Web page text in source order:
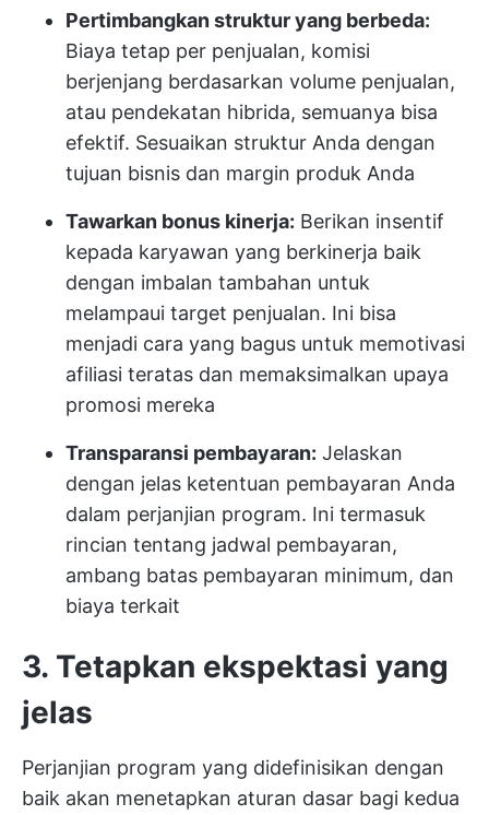
Pertimbangkan struktur yang berbeda:
Biaya tetap per penjualan, komisi
berjenjang berdasarkan volume penjualan,
atau pendekatan hibrida, semuanya bisa
efektif. Sesuaikan struktur Anda dengan
tujuan bisnis dan margin produk Anda
Tawarkan bonus kinerja: Berikan insentif
kepada karyawan yang berkinerja baik
dengan imbalan tambahan untuk
melampaui target penjualan. Ini bisa
menjadi cara yang bagus untuk memotivasi
afiliasi teratas dan memaksimalkan upaya
promosi mereka
Transparansi pembayaran: Jelaskan
dengan jelas ketentuan pembayaran Anda
dalam perjanjian program. Ini termasuk
rincian tentang jadwal pembayaran,
ambang batas pembayaran minimum, dan
biaya terkait
3. Tetapkan ekspektasi yang
jelas
Perjanjian program yang didefinisikan dengan
baik akan menetapkan aturan dasar bagi kedua